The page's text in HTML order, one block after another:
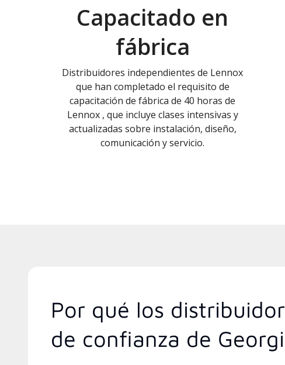
Capacitado en
fábrica
Distribuidores independientes de Lennox
que han completado el requisito de
capacitación de fábrica de 40 horas de
Lennox , que incluye clases intensivas y
actualizadas sobre instalación, diseño,
comunicación y servicio.
Por qué los
de confianza de